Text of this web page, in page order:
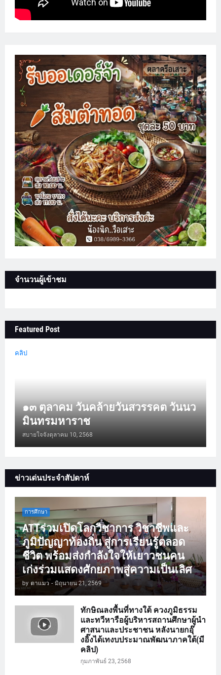
จำนวนผู้เข้าชม
Featured Post
คลิป
๑๓ ตุลาคม วันคล้ายวันสวรรคต วันนว
มินทรมหาราช
สบายใจจังตุลาคม 10, 2568
ข่าวเด่นประจำสัปดาห์
การศึกษา
ATTร่วมเปิดโลกวิชาการ วิชาชีพและ
ภูมิปัญญาท้องถิ่น สู่การเรียนรู้ตลอด
ชีวิต พร้อมส่งกำลังใจให้เยาวชนคน
เก่งร่วมแสดงศักยภาพสู่ความเป็นเลิศ
by ตาแมว - มิถุนายน 21, 2569
ทักษิณลงพื้นที่ทางใต้ ควงภูมิธรรม
และทวีหารือผู้บริหารสถานศึกษาผู้นำ
ศาสนาและประชาชน หลังนายกอุ๊
งอิ๊งได้เทงบประมาณพัฒนาภาคใต้(มี
คลิป)
กุมภาพันธ์ 23, 2568